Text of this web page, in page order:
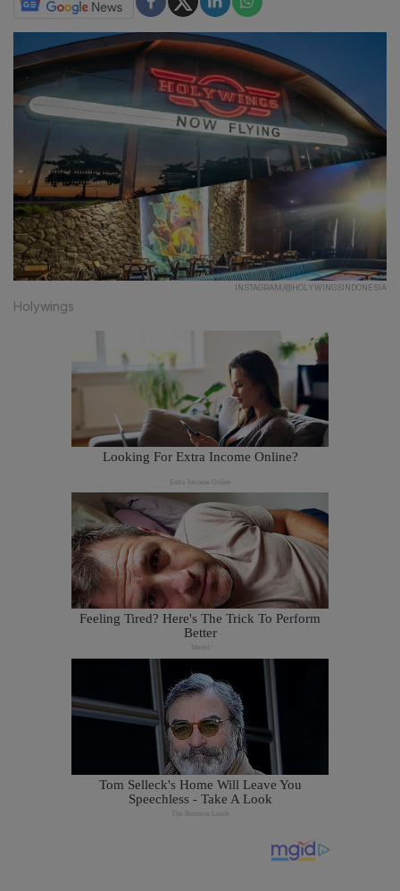
INSTAGRAM/@HOLYWINGSINDONESIA
Holywings